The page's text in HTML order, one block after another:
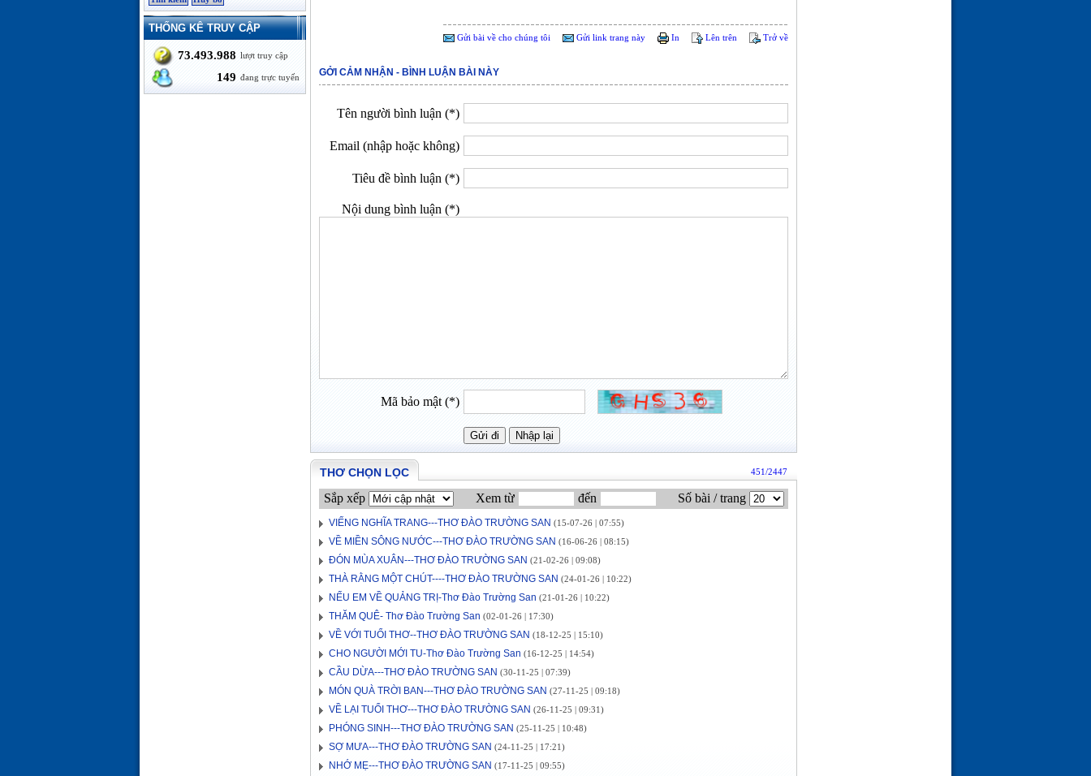
THỐNG KÊ TRUY CẬP
73.493.988 lượt truy cập
149 đang trực tuyến
Gửi bài về cho chúng tôi Gửi link trang này In Lên trên Trở về
GỞI CẢM NHẬN - BÌNH LUẬN BÀI NÀY
Tên người bình luận (*)
Email (nhập hoặc không)
Tiêu đề bình luận (*)
Nội dung bình luận (*)
Mã bảo mật (*)
THƠ CHỌN LỌC 451/2447
Sắp xếp Xem từ đến Số bài / trang
VIẾNG NGHĨA TRANG---THƠ ĐÀO TRƯỜNG SAN (15-07-26 | 07:55)
VỀ MIỀN SÔNG NƯỚC---THƠ ĐÀO TRƯỜNG SAN (16-06-26 | 08:15)
ĐÓN MÙA XUÂN---THƠ ĐÀO TRƯỜNG SAN (21-02-26 | 09:08)
THÀ RẰNG MỘT CHÚT----THƠ ĐÀO TRƯỜNG SAN (24-01-26 | 10:22)
NẾU EM VỀ QUẢNG TRỊ-Thơ Đào Trường San (21-01-26 | 10:22)
THĂM QUÊ- Thơ Đào Trường San (02-01-26 | 17:30)
VỀ VỚI TUỔI THƠ--THƠ ĐÀO TRƯỜNG SAN (18-12-25 | 15:10)
CHO NGƯỜI MỚI TU-Thơ Đào Trường San (16-12-25 | 14:54)
CẦU DỪA---THƠ ĐÀO TRƯỜNG SAN (30-11-25 | 07:39)
MÓN QUÀ TRỜI BAN---THƠ ĐÀO TRƯỜNG SAN (27-11-25 | 09:18)
VỀ LẠI TUỔI THƠ---THƠ ĐÀO TRƯỜNG SAN (26-11-25 | 09:31)
PHÓNG SINH---THƠ ĐÀO TRƯỜNG SAN (25-11-25 | 10:48)
SỢ MƯA---THƠ ĐÀO TRƯỜNG SAN (24-11-25 | 17:21)
NHỚ MẸ---THƠ ĐÀO TRƯỜNG SAN (17-11-25 | 09:55)